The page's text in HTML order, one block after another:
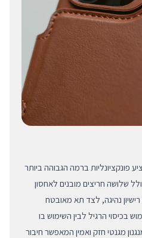
פונקציונליות ברמה הגבוהה ביותר
שלושה חריצים מובנים לאחסון
נהיגה, לצד תא מאובטח
בכיסוי הרגיל לבין השימוש בו
מגנטי חזק ואמין המאפשר חיבור